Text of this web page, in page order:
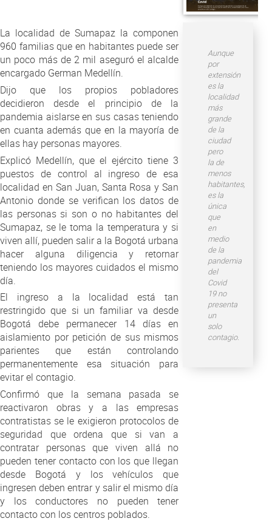
La localidad de Sumapaz la componen
960 familias que en habitantes puede ser
un poco más de 2 mil aseguró el alcalde
encargado German Medellín.
Dijo que los propios pobladores
decidieron desde el principio de la
pandemia aislarse en sus casas teniendo
en cuanta además que en la mayoría de
ellas hay personas mayores.
Explicó Medellín, que el ejército tiene 3
puestos de control al ingreso de esa
localidad en San Juan, Santa Rosa y San
Antonio donde se verifican los datos de
las personas si son o no habitantes del
Sumapaz, se le toma la temperatura y si
viven allí, pueden salir a la Bogotá urbana
hacer alguna diligencia y retornar
teniendo los mayores cuidados el mismo
día.
El ingreso a la localidad está tan
restringido que si un familiar va desde
Bogotá debe permanecer 14 días en
aislamiento por petición de sus mismos
parientes que están controlando
permanentemente esa situación para
evitar el contagio.
Confirmó que la semana pasada se
reactivaron obras y a las empresas
contratistas se le exigieron protocolos de
seguridad que ordena que si van a
contratar personas que viven allá no
pueden tener contacto con los que llegan
desde Bogotá y los vehículos que
ingresen deben entrar y salir el mismo día
y los conductores no pueden tener
contacto con los centros poblados.
Aunque
por
extensión
es la
localidad
más
grande
de la
ciudad
pero
la de
menos
habitantes,
es la
única
que
en
medio
de la
pandemia
del
Covid
19 no
presenta
un
solo
contagio.